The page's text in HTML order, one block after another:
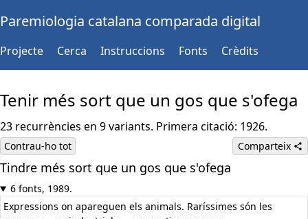
Paremiologia catalana comparada digital
Projecte Cerca Instruccions Fonts Crèdits
Tenir més sort que un gos que s'ofega
23 recurrències en 9 variants. Primera citació: 1926.
Contrau-ho tot Comparteix
Tindre més sort que un gos que s'ofega
6 fonts, 1989.
Expressions on apareguen els animals. Raríssimes són les